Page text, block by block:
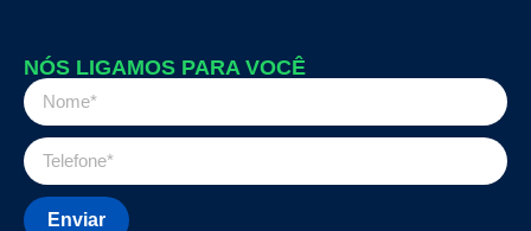
NÓS LIGAMOS PARA VOCÊ
Enviar